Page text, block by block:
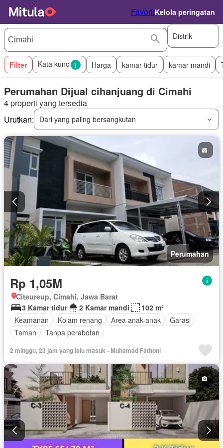
FavoritKelola peringatan
Distrik
Filter Kata kunci 1 Harga kamar tidur kamar mandi
Perumahan Dijual cihanjuang di Cimahi
4 properti yang tersedia
Urutkan:
Dari yang paling bersangkutan
Perumahan
Rp 1,05M
Citeureup, Cimahi, Jawa Barat
3 Kamar tidur
2 Kamar mandi
102 m²
Keamanan
Kolam renang Area anak-anak
Garasi
Taman
Tanpa perabotan
2 minggu, 23 jam yang lalu masuk - Muhamad Fathoni